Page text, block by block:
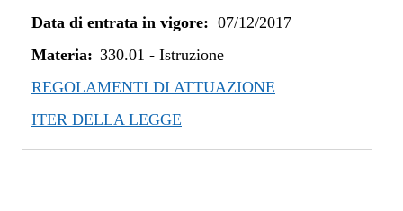
Data di entrata in vigore: 07/12/2017
Materia: 330.01 - Istruzione
REGOLAMENTI DI ATTUAZIONE
ITER DELLA LEGGE